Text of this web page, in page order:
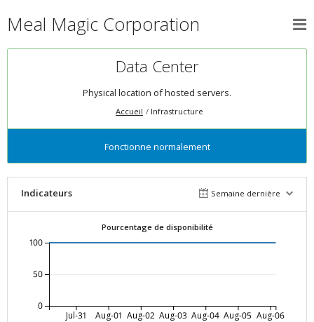
Meal Magic Corporation
Data Center
Physical location of hosted servers.
Accueil Infrastructure
Fonctionne normalement
Indicateurs Semaine dernière
Pourcentage de disponibilité
Jul-31 Aug-01 Aug-02 Aug-03 Aug-04 Aug-05 Aug-06
0
50
100